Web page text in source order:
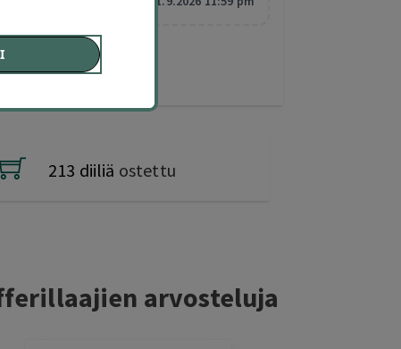
213 diiliä ostettu
arvosteluja